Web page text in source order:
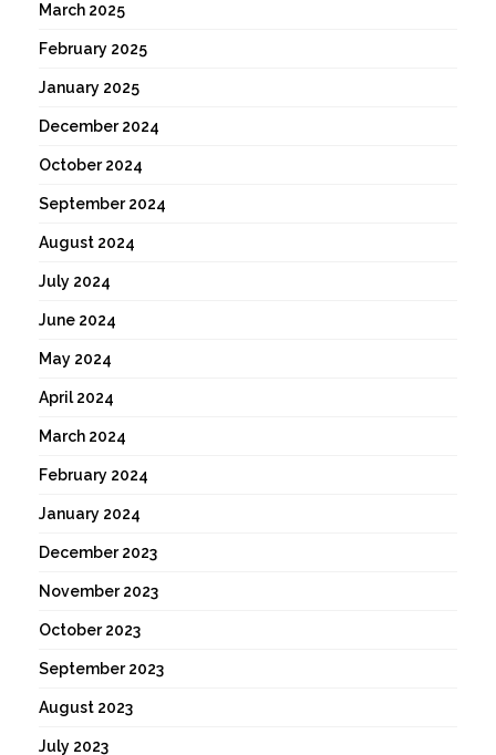
March 2025
February 2025
January 2025
December 2024
October 2024
September 2024
August 2024
July 2024
June 2024
May 2024
April 2024
March 2024
February 2024
January 2024
December 2023
November 2023
October 2023
September 2023
August 2023
July 2023